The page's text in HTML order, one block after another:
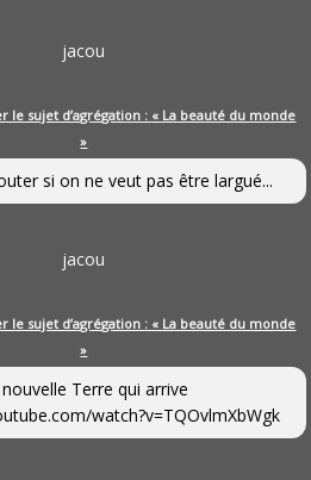
jacou
le sujet d’agrégation : « La beauté du monde
»
si on ne veut pas être largué...
jacou
le sujet d’agrégation : « La beauté du monde
»
Terre qui arrive
watch?v=TQOvlmXbWgk